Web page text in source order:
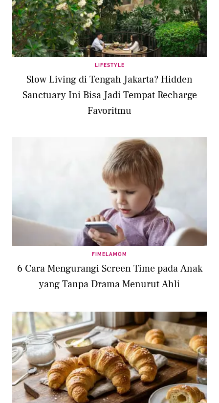
LIFESTYLE
Slow Living di Tengah Jakarta? Hidden
Sanctuary Ini Bisa Jadi Tempat Recharge
Favoritmu
FIMELAMOM
6 Cara Mengurangi Screen Time pada Anak
yang Tanpa Drama Menurut Ahli